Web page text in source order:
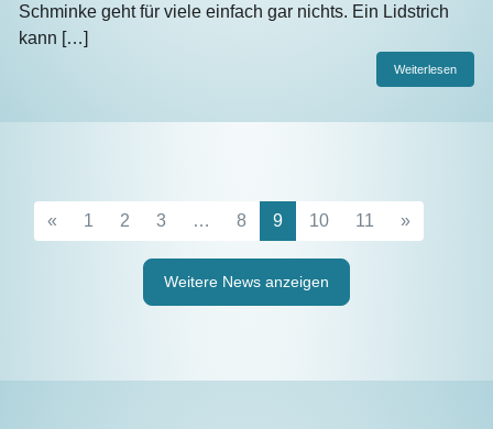
Schminke geht für viele einfach gar nichts. Ein Lidstrich
kann […]
Weiterlesen
« 1 2 3 … 8 9 10 11 »
Weitere News anzeigen